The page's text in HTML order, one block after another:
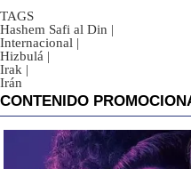
TAGS
Hashem Safi al Din |
Internacional |
Hizbulá |
Irak |
Irán